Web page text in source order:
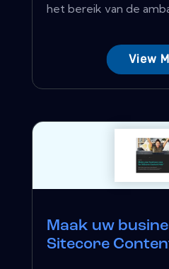
het bereik van de
View
Maak uw
Sitecore